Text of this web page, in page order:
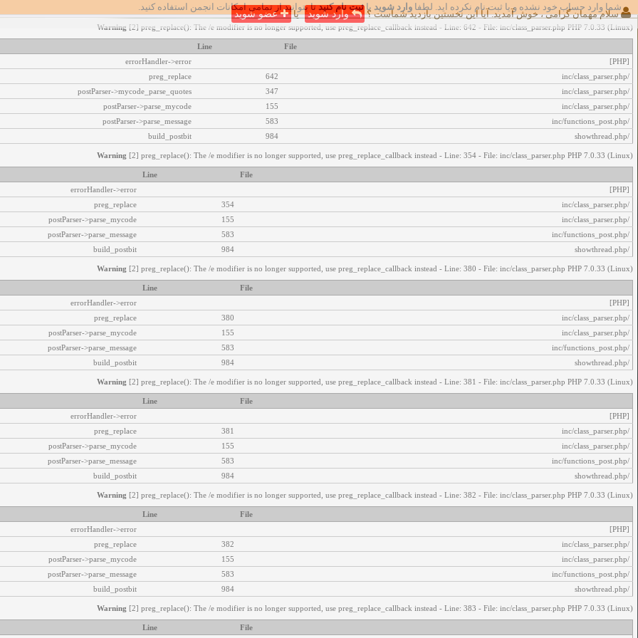
شما وارد حساب خود نشده و یا ثبت نام نکرده اید. لطفا وارد شوید یاثبت نام کنیدتا بتوانید از تمامی امکانات انجمن استفاده کنید. اخطار‌های زیر رخ داد:
Warning [2] preg_replace(): The /e modifier is no longer supported, use preg_replace_callback instead - Line: 642 - File: inc/class_parser.php PHP 7.0.33 (Linux)
File
Line
[PHP]
errorHandler->error
/inc/class_parser.php
642
preg_replace
/inc/class_parser.php
347
postParser->mycode_parse_quotes
/inc/class_parser.php
155
postParser->parse_mycode
/inc/functions_post.php
583
postParser->parse_message
/showthread.php
984
build_postbit
Warning [2] preg_replace(): The /e modifier is no longer supported, use preg_replace_callback instead - Line: 354 - File: inc/class_parser.php PHP 7.0.33 (Linux)
File
Line
[PHP]
errorHandler->error
/inc/class_parser.php
354
preg_replace
/inc/class_parser.php
155
postParser->parse_mycode
/inc/functions_post.php
583
postParser->parse_message
/showthread.php
984
build_postbit
Warning [2] preg_replace(): The /e modifier is no longer supported, use preg_replace_callback instead - Line: 380 - File: inc/class_parser.php PHP 7.0.33 (Linux)
File
Line
[PHP]
errorHandler->error
/inc/class_parser.php
380
preg_replace
/inc/class_parser.php
155
postParser->parse_mycode
/inc/functions_post.php
583
postParser->parse_message
/showthread.php
984
build_postbit
Warning [2] preg_replace(): The /e modifier is no longer supported, use preg_replace_callback instead - Line: 381 - File: inc/class_parser.php PHP 7.0.33 (Linux)
File
Line
[PHP]
errorHandler->error
/inc/class_parser.php
381
preg_replace
/inc/class_parser.php
155
postParser->parse_mycode
/inc/functions_post.php
583
postParser->parse_message
/showthread.php
984
build_postbit
Warning [2] preg_replace(): The /e modifier is no longer supported, use preg_replace_callback instead - Line: 382 - File: inc/class_parser.php PHP 7.0.33 (Linux)
File
Line
[PHP]
errorHandler->error
/inc/class_parser.php
382
preg_replace
/inc/class_parser.php
155
postParser->parse_mycode
/inc/functions_post.php
583
postParser->parse_message
/showthread.php
984
build_postbit
Warning [2] preg_replace(): The /e modifier is no longer supported, use preg_replace_callback instead - Line: 383 - File: inc/class_parser.php PHP 7.0.33 (Linux)
File
Line
سلام مهمان گرامی ، خوش آمدید. آیا این نخستین بازدید شماست ؟ وارد شوید یا عضو شوید